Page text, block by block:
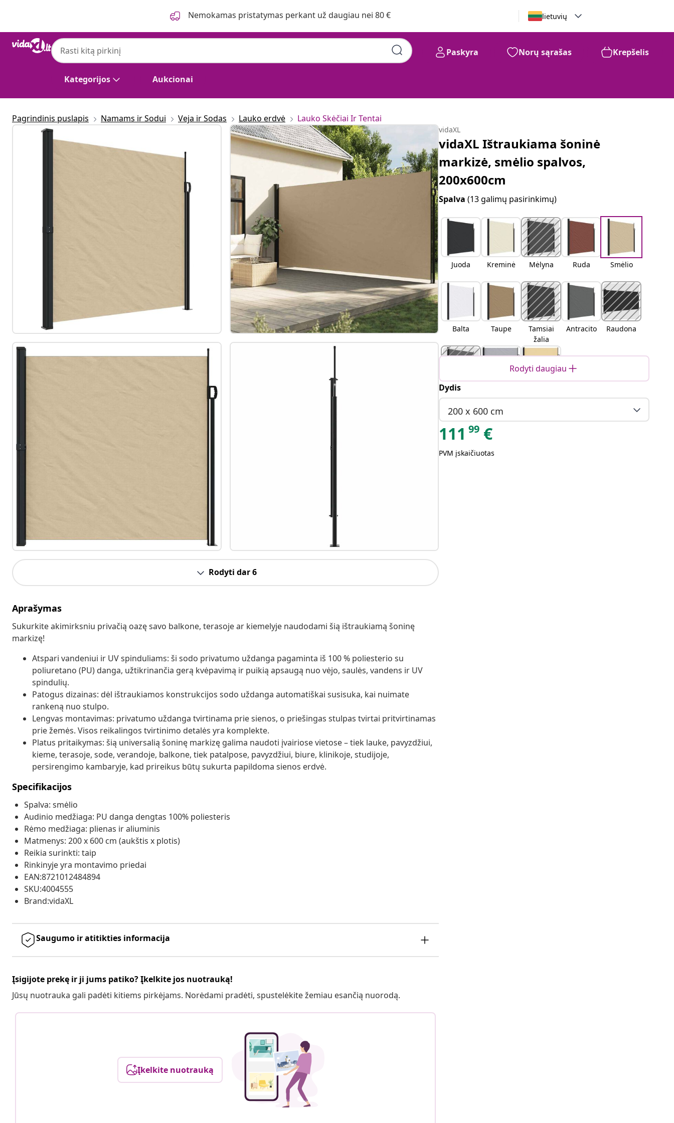
Nemokamas pristatymas perkant už daugiau nei 80 € lietuvių
Kategorijos Aukcionai
Paskyra Norų sąrašas Krepšelis
Pagrindinis puslapis Namams ir Sodui Veja ir Sodas Lauko erdvė Lauko Skėčiai Ir Tentai
Rodyti dar 6
Aprašymas
Sukurkite akimirksniu privačią oazę savo balkone, terasoje ar kiemelyje naudodami šią ištraukiamą šoninę
markizę!
Atspari vandeniui ir UV spinduliams: ši sodo privatumo uždanga pagaminta iš 100 % poliesterio su
poliuretano (PU) danga, užtikrinančia gerą kvėpavimą ir puikią apsaugą nuo vėjo, saulės, vandens ir UV
spindulių.
Patogus dizainas: dėl ištraukiamos konstrukcijos sodo uždanga automatiškai susisuka, kai nuimate
rankeną nuo stulpo.
Lengvas montavimas: privatumo uždanga tvirtinama prie sienos, o priešingas stulpas tvirtai pritvirtinamas
prie žemės. Visos reikalingos tvirtinimo detalės yra komplekte.
Platus pritaikymas: šią universalią šoninę markizę galima naudoti įvairiose vietose – tiek lauke, pavyzdžiui,
kieme, terasoje, sode, verandoje, balkone, tiek patalpose, pavyzdžiui, biure, klinikoje, studijoje,
persirengimo kambaryje, kad prireikus būtų sukurta papildoma sienos erdvė.
Specifikacijos
Spalva: smėlio
Audinio medžiaga: PU danga dengtas 100% poliesteris
Rėmo medžiaga: plienas ir aliuminis
Matmenys: 200 x 600 cm (aukštis x plotis)
Reikia surinkti: taip
Rinkinyje yra montavimo priedai
EAN:8721012484894
SKU:4004555
Brand:vidaXL
Saugumo ir atitikties informacija
Įsigijote prekę ir ji jums patiko? Įkelkite jos nuotrauką!
Jūsų nuotrauka gali padėti kitiems pirkėjams. Norėdami pradėti, spustelėkite žemiau esančią nuorodą.
Įkelkite nuotrauką
vidaXL
vidaXL Ištraukiama šoninė
markizė, smėlio spalvos,
200x600cm
Spalva(13 galimų pasirinkimų)
Juoda Kreminė Mėlyna Ruda Smėlio
Balta Taupe
Tamsiai
žalia
Antracito Raudona
Terakotos
Rodyti daugiau
Dydis
200 x 600 cm
111 99 €
PVM įskaičiuotas